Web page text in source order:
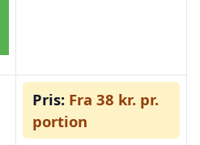
Pris: Fra 38 kr. pr.
portion